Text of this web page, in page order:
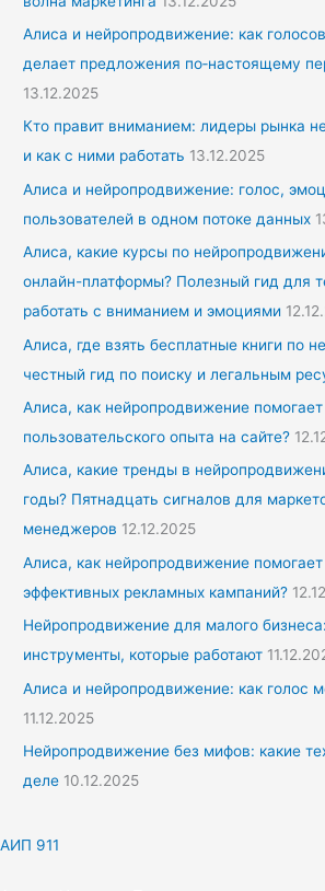
Алиса и нейропродвижение: как
делает предложения по‑настоящему
13.12.2025
Кто правит вниманием: лидеры рынка
и как с ними работать 13.12.2025
Алиса и нейропродвижение: голос,
пользователей в одном потоке данных
Алиса, какие курсы по
онлайн-платформы? Полезный гид для
работать с вниманием и эмоциями
Алиса, где взять бесплатные книги по
честный гид по поиску и легальным
Алиса, как нейропродвижение
пользовательского опыта на сайте?
Алиса, какие тренды в
годы? Пятнадцать сигналов для
менеджеров 12.12.2025
Алиса, как нейропродвижение
эффективных рекламных кампаний?
Нейропродвижение для малого
инструменты, которые работают
Алиса и нейропродвижение: как голос
11.12.2025
Нейропродвижение без мифов: какие
деле 10.12.2025
АИП 911